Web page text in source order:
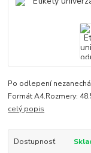
Po odlepení
Formát A4.Rozmery:
celý popis
Dostupnosť